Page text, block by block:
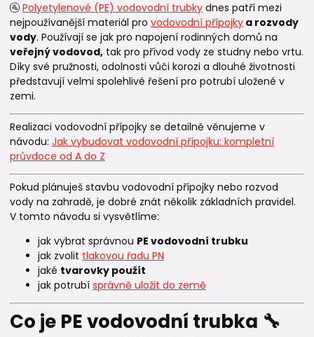
🚰 Polyetylenové (PE) vodovodní trubky dnes patří mezi
nejpoužívanější materiál pro vodovodní přípojky a rozvody
vody. Používají se jak pro napojení rodinných domů na
veřejný vodovod, tak pro přívod vody ze studny nebo vrtu.
Díky své pružnosti, odolnosti vůči korozi a dlouhé životnosti
představují velmi spolehlivé řešení pro potrubí uložené v
zemi.
Realizaci vodovodní přípojky se detailně věnujeme v
návodu: Jak vybudovat vodovodní přípojku: kompletní
průvdoce od A do Z
Pokud plánuješ stavbu vodovodní přípojky nebo rozvod
vody na zahradě, je dobré znát několik základních pravidel.
V tomto návodu si vysvětlíme:
jak vybrat správnou PE vodovodní trubku
jak zvolit tlakovou řadu PN
jaké tvarovky použít
jak potrubí správně uložit do země
Co je PE vodovodní trubka 🔧